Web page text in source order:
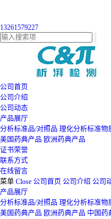
13261579227
公司首页
公司介绍
公司动态
产品展厅
分析标准品/对照品 理化分析标准物
美国药典产品 欧洲药典产品
证书荣誉
联系方式
在线留言
菜单 Close 公司首页 公司介绍 公司
产品展厅
分析标准品/对照品 理化分析标准物
美国药典产品 欧洲药典产品 中国药